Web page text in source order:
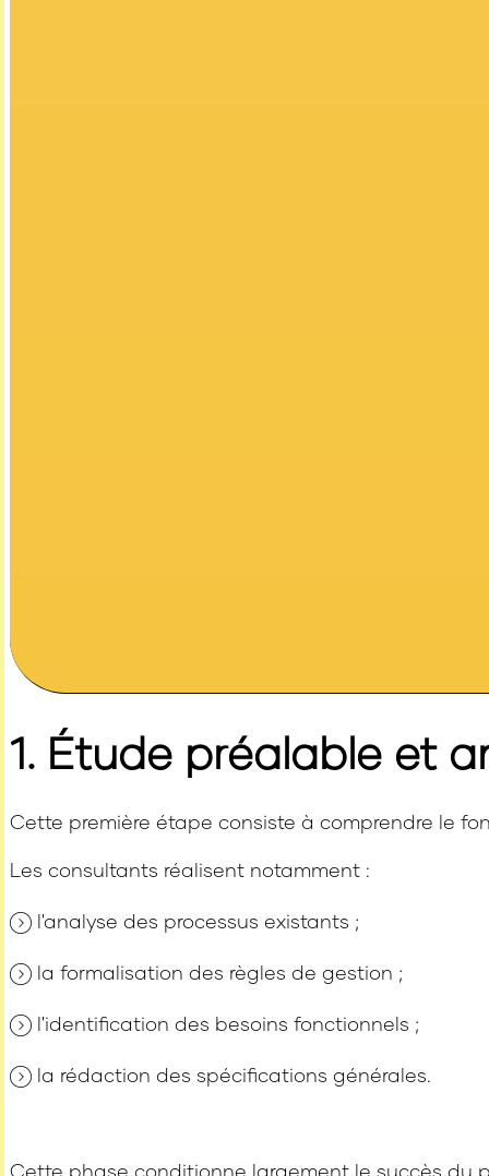
1. Étude préalable et
Cette première étape consiste à comprendre le
Les consultants réalisent notamment :
l'analyse des processus existants ;
la formalisation des règles de gestion ;
l'identification des besoins fonctionnels ;
la rédaction des spécifications générales.
Cette phase conditionne largement le succès du